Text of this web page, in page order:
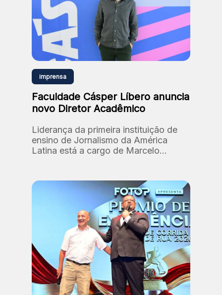
imprensa
Faculdade Cásper Líbero anuncia
novo Diretor Acadêmico
Liderança da primeira instituição de
ensino de Jornalismo da América
Latina está a cargo de Marcelo